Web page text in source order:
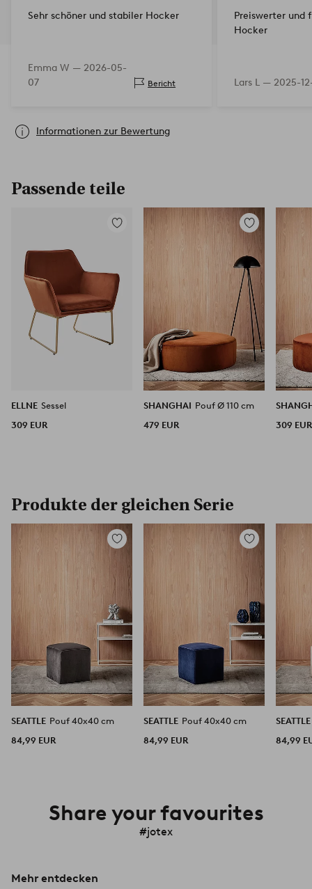
Sehr schöner und stabiler Hocker
Emma W — 2026-05-
07
Bericht
Preiswerter und
Hocker
Lars L — 2025-
Informationen zur Bewertung
Passende teile
Zu
ELLNE Sessel
309 EUR
Zu
hinzufügen
SHANGHAI Pouf Ø 110 cm
479 EUR
309 EUR
Produkte der gleichen Serie
Zu
Favoriten
SEATTLE Pouf 40x40 cm
84,99 EUR
Zu
Favoriten
SEATTLE Pouf 40x40 cm
84,99 EUR
84,99
Share your favourites
#jotex
Mehr entdecken